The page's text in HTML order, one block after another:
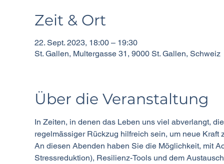
Zeit & Ort
22. Sept. 2023, 18:00 – 19:30
St. Gallen, Multergasse 31, 9000 St. Gallen, Schweiz
Über die Veranstaltung
In Zeiten, in denen das Leben uns viel abverlangt,
regelmässiger Rückzug hilfreich sein, um neue Kraft
An diesen Abenden haben Sie die Möglichkeit, mit
Stressreduktion), Resilienz-Tools und dem